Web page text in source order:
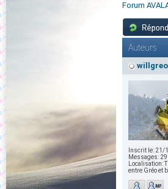
Forum
Auteurs
willgreo
Inscrit le: 21/
Messages:
Localisation:
entre Gréo et